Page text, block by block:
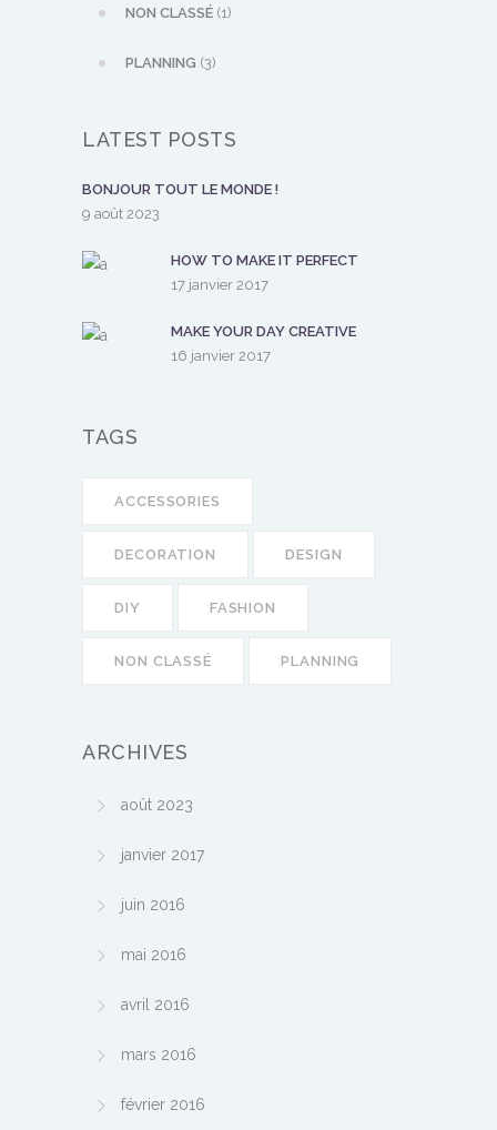
NON CLASSÉ (1)
PLANNING (3)
LATEST POSTS
BONJOUR TOUT LE MONDE !
9 août 2023
HOW TO MAKE IT PERFECT
17 janvier 2017
MAKE YOUR DAY CREATIVE
16 janvier 2017
TAGS
ACCESSORIES
DECORATION DESIGN
DIY FASHION
NON CLASSÉ PLANNING
ARCHIVES
août 2023
janvier 2017
juin 2016
mai 2016
avril 2016
mars 2016
février 2016